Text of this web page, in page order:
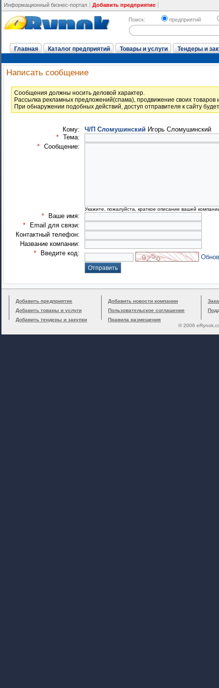
Информационный бизнес-портал Добавить предприятие
Поиск: предприятий
Главная Каталог предприятий Товары и услуги Тендеры и
Написать сообщение
Cообщения должны носить деловой характер.
Рассылка рекламных предложений(спама), продвижение своих товаров
При обнаружении подобных действий, доступ отправителя к сайту
Кому: Ч/П Сломушинский Игорь Сломушинский
* Тема:
* Сообщение:
Укажите, пожалуйста, краткое описание вашей
*
Ваше имя:
*
Email для связи:
Контактный телефон:
Название компании:
*
Введите код:
Добавить предприятие
Добавить товары и услуги
Добавить тендеры и закупки
Добавить новости компании
Пользовательское соглашение
Правила размещения
© 2006